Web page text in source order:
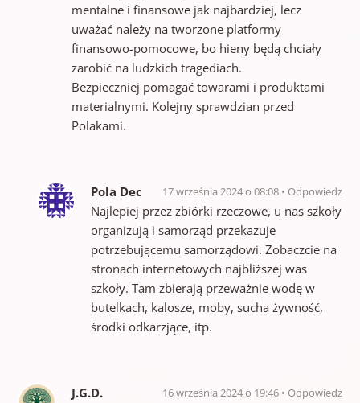
mentalne i finansowe jak najbardziej, lecz
uważać należy na tworzone platformy
finansowo-pomocowe, bo hieny będą chciały
zarobić na ludzkich tragediach.
Bezpieczniej pomagać towarami i produktami
materialnymi. Kolejny sprawdzian przed
Polakami.
Pola Dec 17 września 2024 o 08:08 Odpowiedz
Najlepiej przez zbiórki rzeczowe, u nas szkoły
organizują i samorząd przekazuje
potrzebującemu samorządowi. Zobaczcie na
stronach internetowych najbliższej was
szkoły. Tam zbierają przeważnie wodę w
butelkach, kalosze, moby, sucha żywność,
środki odkarzjące, itp.
J.G.D. 16 września 2024 o 19:46 Odpowiedz